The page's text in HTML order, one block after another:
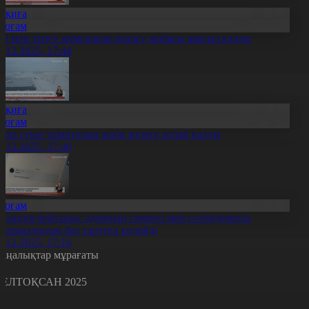
млн теңге жұмсалған ауызсу жобасы аяқсыз қалды
17:44
суын тазартатын жоба жүзеге аспай қалды
17:40
бейтаныс адамның сөмкесі мен сәлемдемесін
бас тартуға үндейді
17:16
мұрағаты
2025